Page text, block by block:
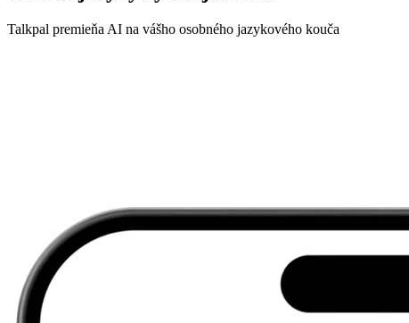
Talkpal premieňa AI na vášho osobného jazykového kouča